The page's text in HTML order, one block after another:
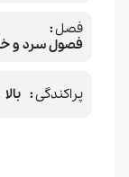
فصل
فصول سرد و
پراکندگی بالا